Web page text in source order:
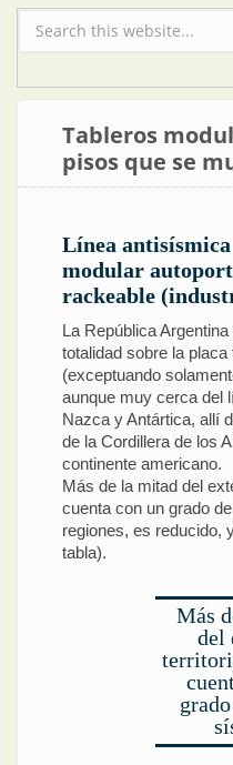
Formulario de búsqueda
Tableros
pisos que se
Línea
modular
rackeable
La República
totalidad sobre la
(exceptuando
aunque muy cerca del
Nazca y Antártica, allí
de la Cordillera de los
continente americano.
Más de la mitad del
cuenta con un grado
regiones, es reducido,
tabla).
Más
del